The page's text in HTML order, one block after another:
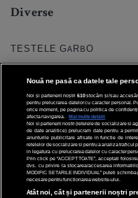
Diverse
TESTELE GARBO
HOROSCOP
HOROSCOPUL IUBIRII
FORUMURI
TRATAMENTE NATURISTE
DICTIONARE NUME
Nouă ne pasă ca datele tale
Noi și partenerii noștri 610stocăm și/sau
pentru prelucrarea datelor cu caracter personal.
orice moment, pe pagina cu politica de
afecta navigarea.
Mai multe detalii
Noi si partenerii nostri (retelele de socializare si
de date analitice) prelucram date pentru a
anunturile publicitare afisate in functie de
retelelor de socializare si pentru a analiza traficul
in legatura cu prelucrarea datelor cu caracter
Prin click pe “ACCEPT TOATE”, acceptati
dvs. cu privire la stocarea/accesarea
MODIFIC SETARILE INDIVIDUAL” puteti
necesare pentru functionarea website-ului.
Atât noi, cât și partenerii noștri